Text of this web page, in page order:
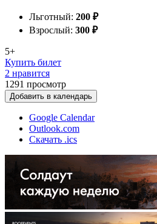
Льготный: 200 ₽
Взрослый: 300 ₽
5+
Купить билет
2 нравится
1291 просмотр
Добавить в календарь
Google Calendar
Outlook.com
Скачать .ics